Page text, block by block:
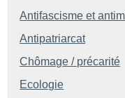
Antifascisme et
Antipatriarcat
Chômage / précarité
Ecologie